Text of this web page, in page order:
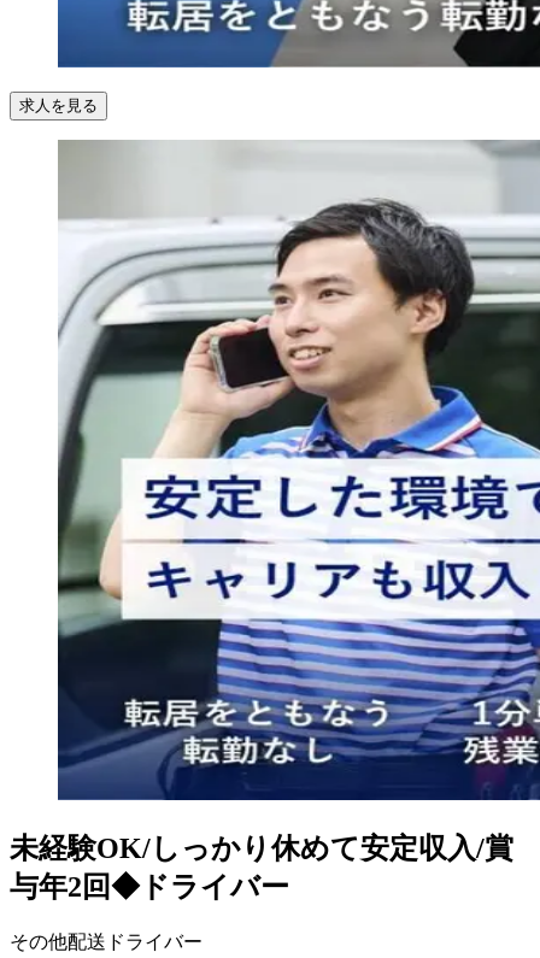
求人を見る
未経験OK/しっかり休めて安定収入/賞
与年2回◆ドライバー
その他配送ドライバー